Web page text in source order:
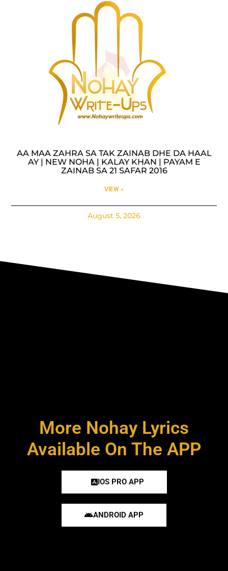
AA MAA ZAHRA SA TAK ZAINAB DHE DA HAAL
AY | NEW NOHA | KALAY KHAN | PAYAM E
ZAINAB SA 21 SAFAR 2016
VIEW »
August 5, 2026
More Nohay Lyrics
Available On The APP
IOS PRO APP
ANDROID APP